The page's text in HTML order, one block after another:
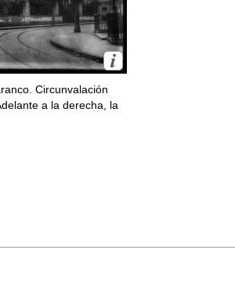
Circunvalación
a la derecha, la